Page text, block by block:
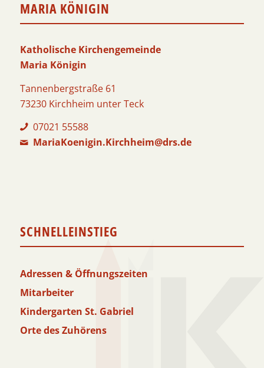
MARIA KÖNIGIN
Katholische Kirchengemeinde
Maria Königin
Tannenbergstraße 61
73230 Kirchheim unter Teck
07021 55588
MariaKoenigin.Kirchheim@drs.de
SCHNELLEINSTIEG
Adressen & Öffnungszeiten
Mitarbeiter
Kindergarten St. Gabriel
Orte des Zuhörens